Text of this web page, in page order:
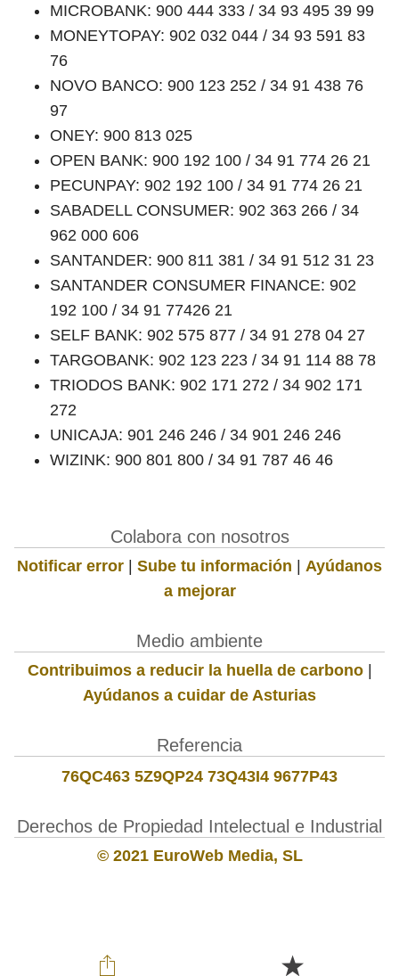
MICROBANK: 900 444 333 / 34 93 495 39 99
MONEYTOPAY: 902 032 044 / 34 93 591 83
76
NOVO BANCO: 900 123 252 / 34 91 438 76
97
ONEY: 900 813 025
OPEN BANK: 900 192 100 / 34 91 774 26 21
PECUNPAY: 902 192 100 / 34 91 774 26 21
SABADELL CONSUMER: 902 363 266 / 34
962 000 606
SANTANDER: 900 811 381 / 34 91 512 31 23
SANTANDER CONSUMER FINANCE: 902
192 100 / 34 91 77426 21
SELF BANK: 902 575 877 / 34 91 278 04 27
TARGOBANK: 902 123 223 / 34 91 114 88 78
TRIODOS BANK: 902 171 272 / 34 902 171
272
UNICAJA: 901 246 246 / 34 901 246 246
WIZINK: 900 801 800 / 34 91 787 46 46
Colabora con nosotros
Notificar error | Sube tu información | Ayúdanos
a mejorar
Medio ambiente
Contribuimos a reducir la huella de carbono|
Ayúdanos a cuidar de Asturias
Referencia
76QC463 5Z9QP24 73Q43I4 9677P43
Derechos de Propiedad Intelectual e Industrial
© 2021 EuroWeb Media, SL